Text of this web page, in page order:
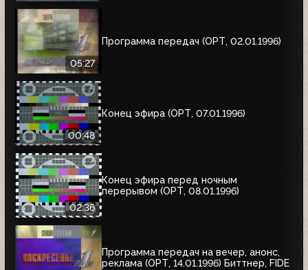
05:27
Программа передач (ОРТ, 02.01.1996)
00:48
Конец эфира (ОРТ, 07.01.1996)
02:36
Конец эфира перед ночным
перерывом (ОРТ, 08.01.1996)
Программа передач на вечер, анонс,
реклама (ОРТ, 14.01.1996) Биттнер, FIDE